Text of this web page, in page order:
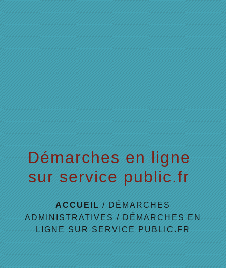
Démarches en ligne
sur service public.fr
ACCUEIL / DÉMARCHES
ADMINISTRATIVES / DÉMARCHES EN
LIGNE SUR SERVICE PUBLIC.FR